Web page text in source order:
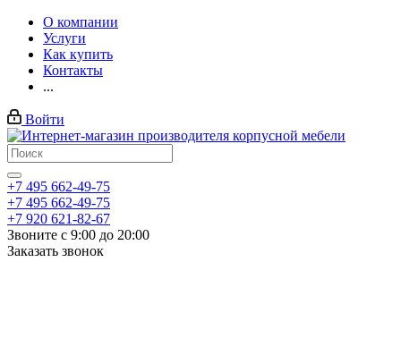
О компании
Услуги
Как купить
Контакты
...
Войти
+7 495 662-49-75
+7 495 662-49-75
+7 920 621-82-67
Звоните с 9:00 до 20:00
Заказать звонок